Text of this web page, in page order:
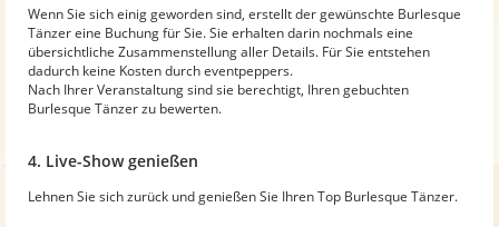
Wenn Sie sich einig geworden sind, erstellt der gewünschte Burlesque
Tänzer eine Buchung für Sie. Sie erhalten darin nochmals eine
übersichtliche Zusammenstellung aller Details. Für Sie entstehen
dadurch keine Kosten durch eventpeppers.
Nach Ihrer Veranstaltung sind sie berechtigt, Ihren gebuchten
Burlesque Tänzer zu bewerten.
4. Live-Show genießen
Lehnen Sie sich zurück und genießen Sie Ihren Top Burlesque Tänzer.